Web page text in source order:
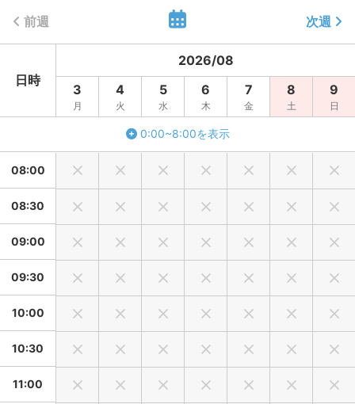
ご依頼を頂く事が多いですが、集合写真などで大人の方でも
カメラを見るようにお願いしましても目を逸らしていたりし
ばらく瞑っていたりしている事がとても多くございます。
お子様がとても良い表情していてもその写真は納品しており
ません。
またご両家の祖父母様方それぞれの集合写真をご希望される
際でも、お子様は同じ場所で長い時間時間立っていることに
なり体力を大きく消耗されて疲れてしまうことがとても多い
大人子供関係なく疲れてしまうと普段の表情は表れにくくな
お願い致します。
ご親族様が集まる場合、集合写真などの組み合わせのご希望
がある場合は事前にその組み合わせをお伝えして頂き、尚且
つご依頼者さまから事前に参加者の方々へ段取りして頂きま
す様お願い致します。
当日になってからの撮影順番の譲り合いや遠慮し合いなどは
お時間かかる原因になりお子様がメインの撮影の場合はその
時点でお子様のご負担や飽きてしまう原因になる可能性がご
ざいます。
前週 次週
日時
2026/08
3
月
4
火
5
水
6
木
7
金
8
土
9
日
0:00~8:00を表示
08:00
08:30
09:00
09:30
10:00
10:30
11:00